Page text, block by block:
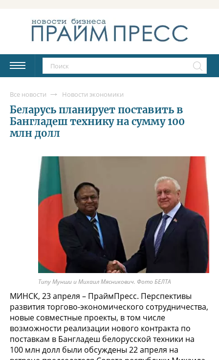
Все новости Новости экономики
Беларусь планирует поставить в
Бангладеш технику на сумму 100
млн долл
Типу Мунши и Михаил Мясникович. Фото БЕЛТА
МИНСК, 23 апреля – ПраймПресс. Перспективы
развития торгово-экономического сотрудничества,
новые совместные проекты, в том числе
возможности реализации нового контракта по
поставкам в Бангладеш белорусской техники на
100 млн долл были обсуждены 22 апреля на